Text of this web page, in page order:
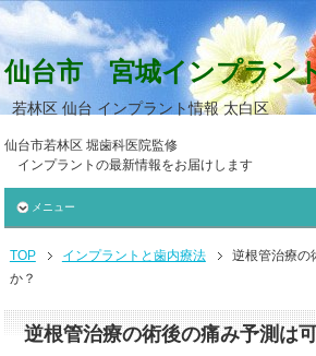
仙台市 宮城インプラン
若林区 仙台 インプラント情報 太白区
仙台市若林区 堀歯科医院監修
インプラントの最新情報をお届けします
メニュー
TOP インプラントと歯内療法
逆根管治療の
か？
逆根管治療の術後の痛み予測は